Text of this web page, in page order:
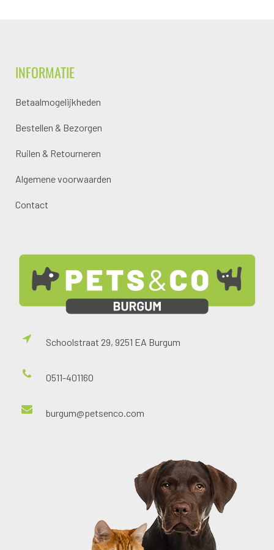
INFORMATIE
Betaalmogelijkheden
Bestellen & Bezorgen
Ruilen & Retourneren
Algemene voorwaarden
Contact
Schoolstraat 29, 9251 EA Burgum
0511-401160
burgum@petsenco.com